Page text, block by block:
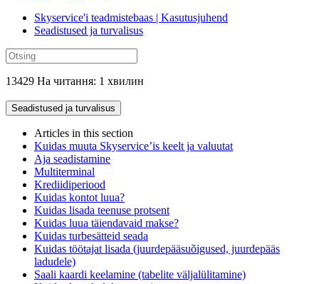
Skyservice'i teadmistebaas | Kasutusjuhend
Seadistused ja turvalisus
13429 На читання: 1 хвилин
Seadistused ja turvalisus
Articles in this section
Kuidas muuta Skyservice’is keelt ja valuutat
Aja seadistamine
Multiterminal
Krediidiperiood
Kuidas kontot luua?
Kuidas lisada teenuse protsent
Kuidas luua täiendavaid makse?
Kuidas turbesätteid seada
Kuidas töötajat lisada (juurdepääsuõigused, juurdepääs
ladudele)
Saali kaardi keelamine (tabelite väljalülitamine)